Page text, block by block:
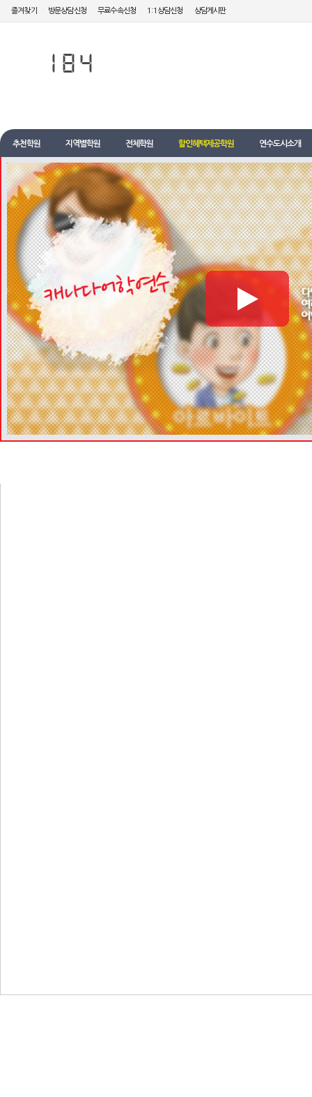
즐겨찾기 방문상담신청 무료수속신청 1:1상담신청 상담게시판
추천학원 지역별학원 전체학원 할인혜택제공학원 연수도시소개